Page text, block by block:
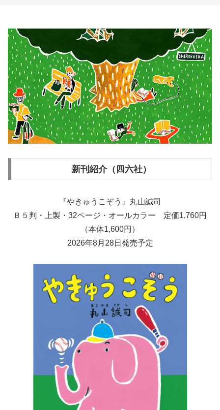
新刊紹介（四六社）
『やきゅうこぞう』丸山誠司
Ｂ５判・上製・32ページ・オールカラー 定価1,760円
（本体1,600円）
2026年8月28日発売予定